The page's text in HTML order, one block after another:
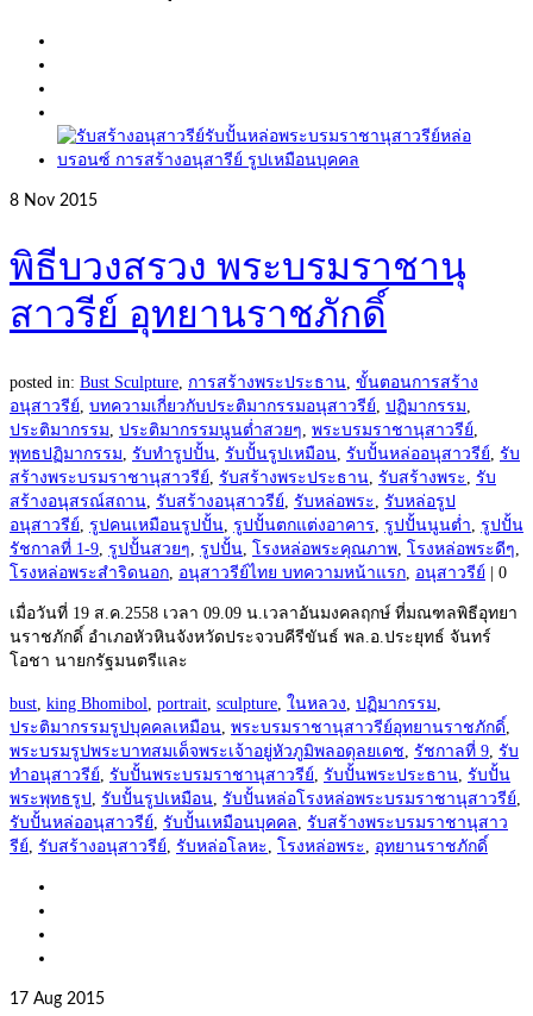
8 Nov 2015
พิธีบวงสรวง พระบรมราชานุ
สาวรีย์ อุทยานราชภักดิ์
posted in: Bust Sculpture, การสร้างพระประธาน, ขั้นตอนการสร้าง
อนุสาวรีย์, บทความเกี่ยวกับประติมากรรมอนุสาวรีย์, ปฏิมากรรม,
ประติมากรรม, ประติมากรรมนูนต่ำสวยๆ, พระบรมราชานุสาวรีย์,
พุทธปฏิมากรรม, รับทำรูปปั้น, รับปั้นรูปเหมือน, รับปั้นหล่ออนุสาวรีย์, รับ
สร้างพระบรมราชานุสาวรีย์, รับสร้างพระประธาน, รับสร้างพระ, รับ
สร้างอนุสรณ์สถาน, รับสร้างอนุสาวรีย์, รับหล่อพระ, รับหล่อรูป
อนุสาวรีย์, รูปคนเหมือนรูปปั้น, รูปปั้นตกแต่งอาคาร, รูปปั้นนูนต่ำ, รูปปั้น
รัชกาลที่ 1-9, รูปปั้นสวยๆ, รูปปั้น, โรงหล่อพระคุณภาพ, โรงหล่อพระดีๆ,
โรงหล่อพระสำริดนอก, อนุสาวรีย์ไทย บทความหน้าแรก, อนุสาวรีย์ 0
เมื่อวันที่ 19 ส.ค.2558 เวลา 09.09 น.เวลาอันมงคลฤกษ์ ที่มณฑลพิธีอุทยา
นราชภักดิ์ อำเภอหัวหินจังหวัดประจวบคีรีขันธ์ พล.อ.ประยุทธ์ จันทร์
โอชา นายกรัฐมนตรีและ
bust, king Bhomibol, portrait, sculpture, ในหลวง, ปฏิมากรรม,
ประติมากรรมรูปบุคคลเหมือน, พระบรมราชานุสาวรีย์อุทยานราชภักดิ์,
พระบรมรูปพระบาทสมเด็จพระเจ้าอยู่หัวภูมิพลอดุลยเดช, รัชกาลที่ 9, รับ
ทำอนุสาวรีย์, รับปั้นพระบรมราชานุสาวรีย์, รับปั้นพระประธาน, รับปั้น
พระพุทธรูป , รับปั้นรูปเหมือน, รับปั้นหล่อโรงหล่อพระบรมราชานุสาวรีย์,
รับปั้นหล่ออนุสาวรีย์, รับปั้นเหมือนบุคคล, รับสร้างพระบรมราชานุสาว
รีย์, รับสร้างอนุสาวรีย์, รับหล่อโลหะ, โรงหล่อพระ, อุทยานราชภักดิ์
17 Aug 2015